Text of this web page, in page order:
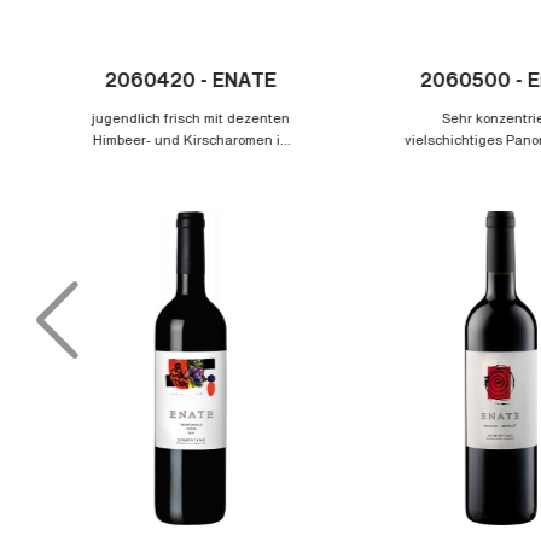
2060420 - ENATE
Tempranillo D.O.
jugendlich frisch mit dezenten
Himbeer- und Kirscharomen in
Abgang
2060500 -
Sehr
vielschichtiges